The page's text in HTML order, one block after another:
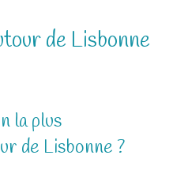
de Lisbonne
la plus
de Lisbonne ?